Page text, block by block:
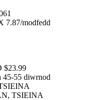
7.87/modfedd
$23.99
45-55 diwrnod
TSIEINA